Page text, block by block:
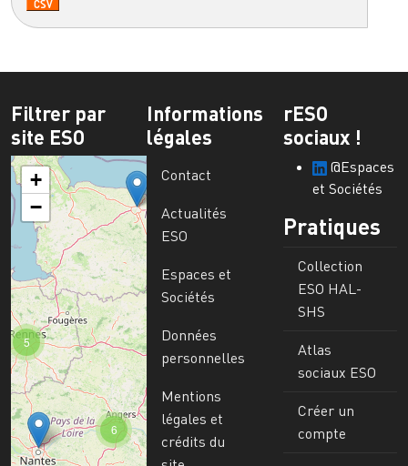
Filtrer par
site ESO
6
5
+
−
Informations
légales
Contact
Actualités
ESO
Espaces et
Sociétés
Données
personnelles
Mentions
légales et
crédits du
rESO
sociaux !
@Espaces
et Sociétés
Pratiques
Collection
ESO HAL-
SHS
Atlas
sociaux ESO
Créer un
compte